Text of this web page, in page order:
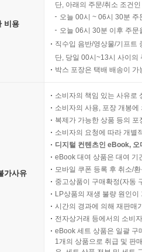
비용
단, 아래의 주문/취소 조건
오늘 00시 ~ 06시 30분
오늘 06시 30분 이후 주
직수입 음반/영상물/기프트
단, 당일 00시~13시 사이의
박스 포장은 택배 배송이
가사유
소비자의 책임 있는 사유로
소비자의 사용, 포장 개봉
복제가 가능한 상품 등의
소비자의 요청에 따라 개별
디지털 컨텐츠인 eBook,
eBook 대여 상품은 대여 기
모바일 쿠폰 등록 후 취소/
중고상품이 구매확정(자동
LP상품의 재생 불량 원인
시간의 경과에 의해 재판매
전자상거래 등에서의 소비
eBook 세트 상품은 일괄 구
1개의 상품으로 취급 및 판